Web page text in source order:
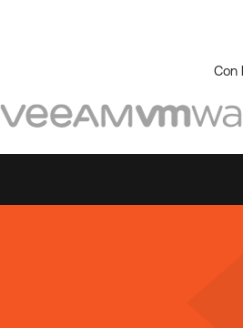
Con